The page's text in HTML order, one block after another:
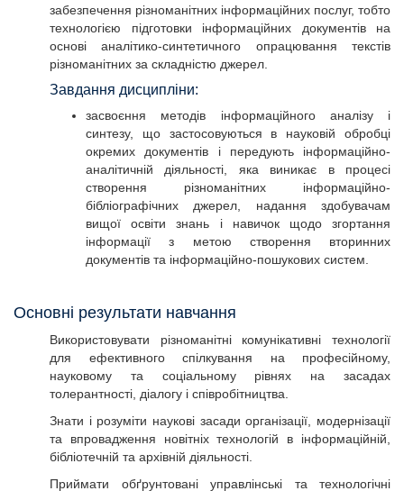
забезпечення різноманітних інформаційних послуг, тобто
технологією підготовки інформаційних документів на
основі аналітико-синтетичного опрацювання текстів
різноманітних за складністю джерел.
Завдання дисципліни:
засвоєння методів інформаційного аналізу і
синтезу, що застосовуються в науковій обробці
окремих документів і передують інформаційно-
аналітичній діяльності, яка виникає в процесі
створення різноманітних інформаційно-
бібліографічних джерел, надання здобувачам
вищої освіти знань і навичок щодо згортання
інформації з метою створення вторинних
документів та інформаційно-пошукових систем.
Основні результати навчання
Використовувати різноманітні комунікативні технології
для ефективного спілкування на професійному,
науковому та соціальному рівнях на засадах
толерантності, діалогу і співробітництва.
Знати і розуміти наукові засади організації, модернізації
та впровадження новітніх технологій в інформаційній,
бібліотечній та архівній діяльності.
Приймати обґрунтовані управлінські та технологічні